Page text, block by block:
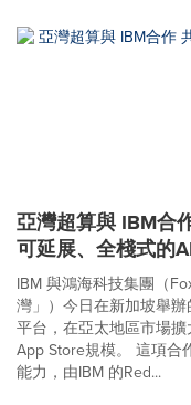
亞灣超算與 IBM合
可延展、全棧式的
IBM 與鴻海科技集團（
灣」）今日在新加坡舉
平台，在亞太地區市場
App Store規模。 這項合
能力，由IBM 的Red...